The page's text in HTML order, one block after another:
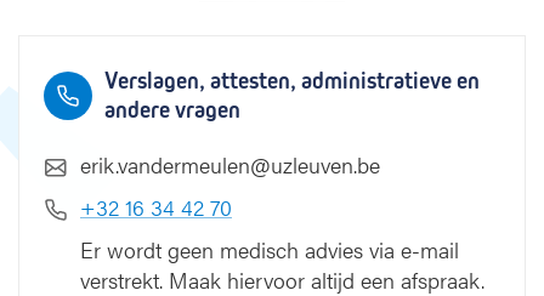
Verslagen, attesten, administratieve en
andere vragen
erik.vandermeulen@uzleuven.be
+32 16 34 42 70
Er wordt geen medisch advies via e-mail
verstrekt. Maak hiervoor altijd een afspraak.